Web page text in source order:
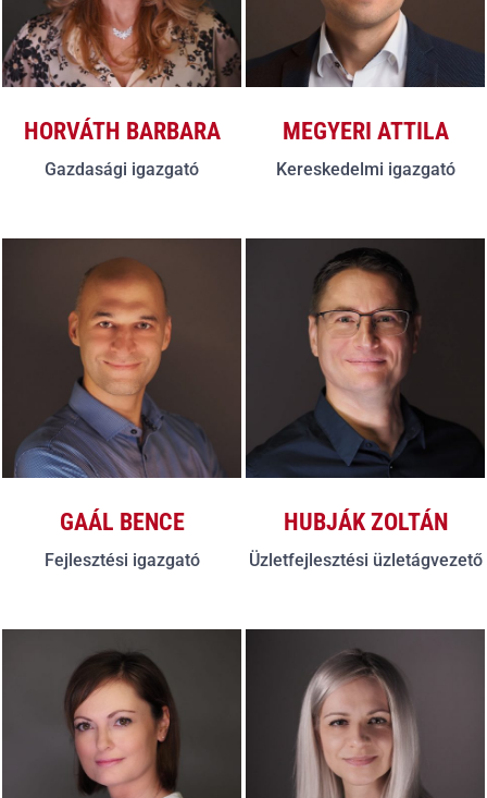
HORVÁTH BARBARA
Gazdasági igazgató
MEGYERI ATTILA
Kereskedelmi igazgató
GAÁL BENCE
Fejlesztési igazgató
HUBJÁK ZOLTÁN
Üzletfejlesztési üzletágvezető